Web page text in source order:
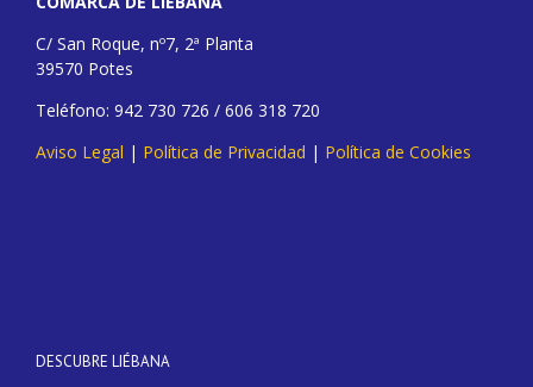
C/ San Roque, nº7, 2ª Planta
39570 Potes
Teléfono: 942 730 726 / 606 318 720
Aviso Legal | Política de Privacidad | Política de Cookies
DESCUBRE LIÉBANA